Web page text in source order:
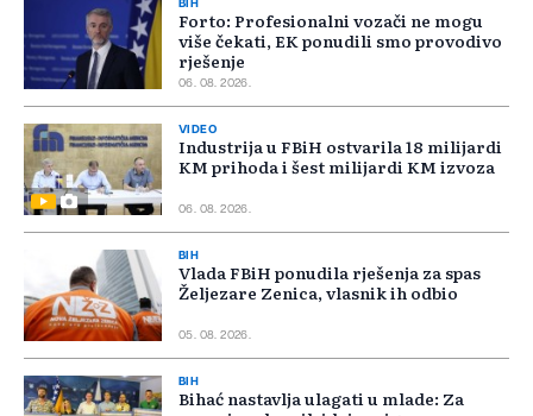
BIH
Forto: Profesionalni vozači ne mogu
više čekati, EK ponudili smo provodivo
rješenje
06. 08. 2026.
VIDEO
Industrija u FBiH ostvarila 18 milijardi
KM prihoda i šest milijardi KM izvoza
06. 08. 2026.
BIH
Vlada FBiH ponudila rješenja za spas
Željezare Zenica, vlasnik ih odbio
05. 08. 2026.
BIH
Bihać nastavlja ulagati u mlade: Za